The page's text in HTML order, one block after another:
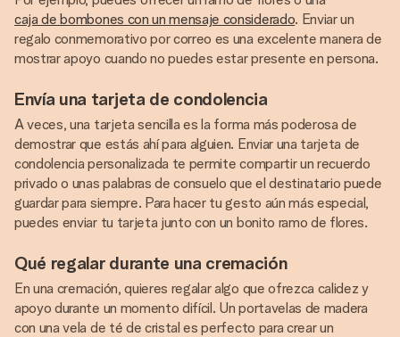
caja de bombones con un mensaje considerado. Enviar un
regalo conmemorativo por correo es una excelente manera de
mostrar apoyo cuando no puedes estar presente en persona.
Envía una tarjeta de condolencia
A veces, una tarjeta sencilla es la forma más poderosa de
demostrar que estás ahí para alguien. Enviar una tarjeta de
condolencia personalizada te permite compartir un recuerdo
privado o unas palabras de consuelo que el destinatario puede
guardar para siempre. Para hacer tu gesto aún más especial,
puedes enviar tu tarjeta junto con un bonito ramo de flores.
Qué regalar durante una cremación
En una cremación, quieres regalar algo que ofrezca calidez y
apoyo durante un momento difícil. Un portavelas de madera
con una vela de té de cristal es perfecto para crear un